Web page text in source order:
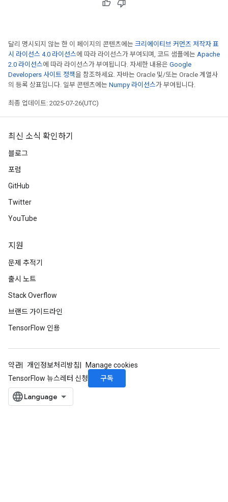
달리 명시되지 않는 한 이 페이지의 콘텐츠에는 크리에이티브 커먼즈 저작자 표
시 라이선스 4.0 라이선스에 따라 라이선스가 부여되며, 코드 샘플에는 Apache
2.0 라이선스에 따라 라이선스가 부여됩니다. 자세한 내용은 Google
Developers 사이트 정책을 참조하세요. 자바는 Oracle 및/또는 Oracle 계열사
의 등록 상표입니다. 일부 콘텐츠에는 Numpy 라이선스가 부여됩니다.
최종 업데이트: 2025-07-26(UTC)
최신 소식 확인하기
블로그
포럼
GitHub
Twitter
YouTube
지원
문제 추적기
출시 노트
Stack Overflow
브랜드 가이드라인
TensorFlow 인용
약관 개인정보처리방침
Manage cookies
TensorFlow 뉴스레터 신청
구독